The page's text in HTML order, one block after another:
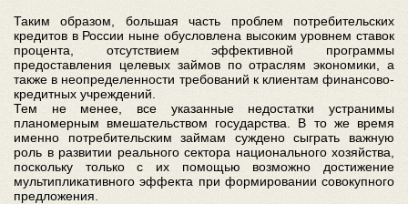
Таким образом, большая часть проблем потребительских
кредитов в России ныне обусловлена высоким уровнем ставок
процента, отсутствием эффективной программы
предоставления целевых займов по отраслям экономики, а
также в неопределенности требований к клиентам финансово-
кредитных учреждений.
Тем не менее, все указанные недостатки устранимы
планомерным вмешательством государства. В то же время
именно потребительским займам суждено сыграть важную
роль в развитии реального сектора национального хозяйства,
поскольку только с их помощью возможно достижение
мультипликативного эффекта при формировании совокупного
предложения.